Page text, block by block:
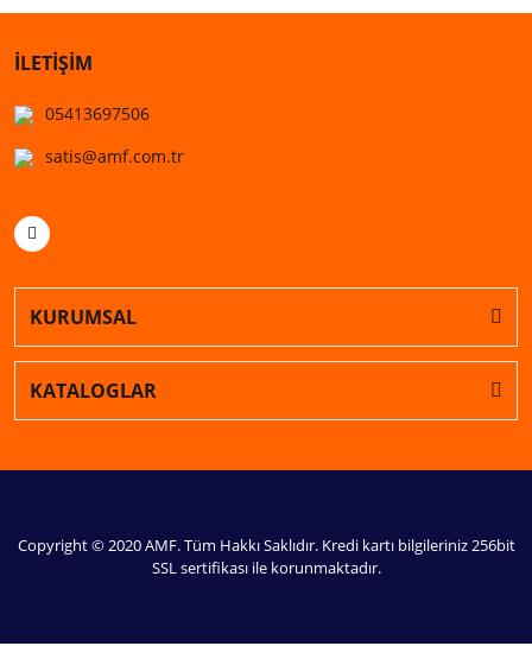
İLETİŞİM
05413697506
satis@amf.com.tr
KURUMSAL
KATALOGLAR
Copyright © 2020 AMF. Tüm Hakkı Saklıdır. Kredi kartı bilgileriniz 256bit
SSL sertifikası ile korunmaktadır.